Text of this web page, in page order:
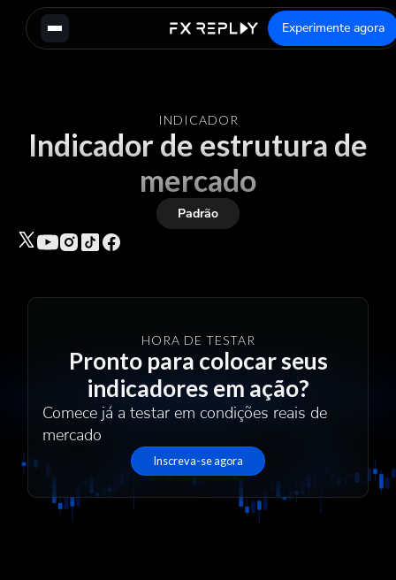
Experimente agora
INDICADOR
Indicador de estrutura de
mercado
Padrão
HORA DE TESTAR
Pronto para colocar seus
indicadores em ação?
Comece já a testar em condições reais de
mercado
Inscreva-se agora